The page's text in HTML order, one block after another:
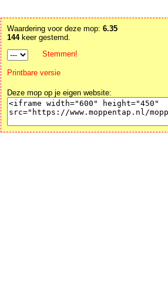
Waardering voor deze mop: 6.35
144keer gestemd.
Stemmen!
Printbare versie
Deze mop op je eigen website: